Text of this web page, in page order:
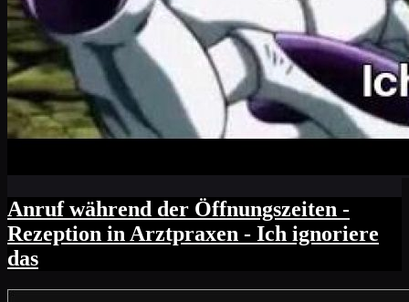
Anruf während der Öffnungszeiten -
Rezeption in Arztpraxen - Ich ignoriere
das